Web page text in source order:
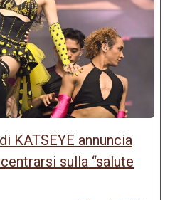
KATSEYE annuncia
sulla “salute